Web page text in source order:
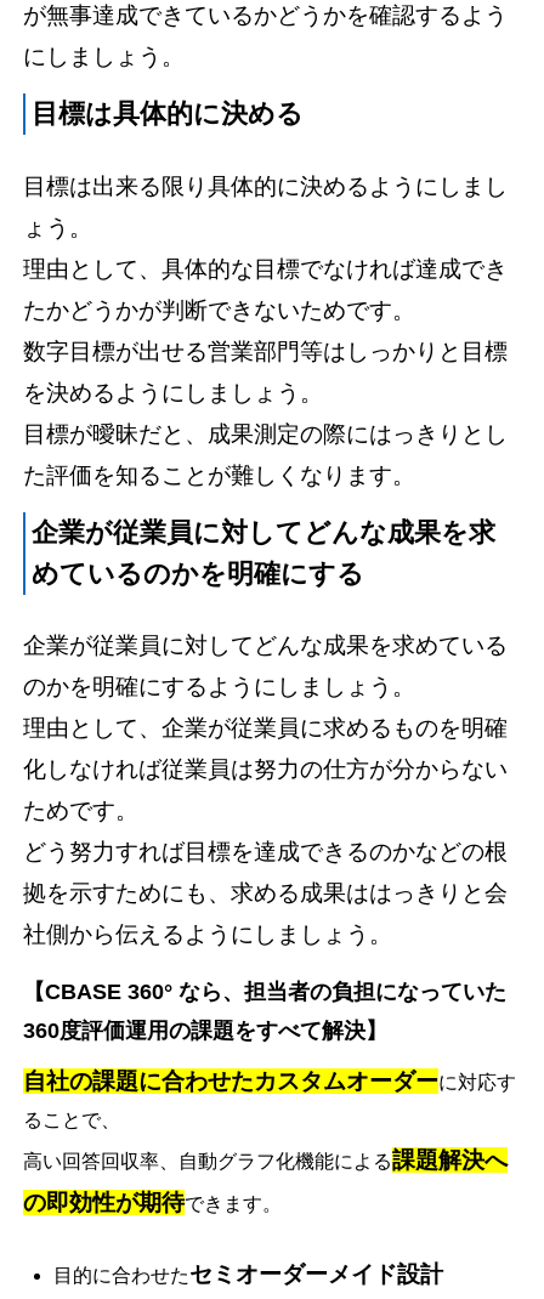
が無事達成できているかどうかを確認するよう
にしましょう。
目標は具体的に決める
目標は出来る限り具体的に決めるようにしまし
ょう。
理由として、具体的な目標でなければ達成でき
たかどうかが判断できないためです。
数字目標が出せる営業部門等はしっかりと目標
を決めるようにしましょう。
目標が曖昧だと、成果測定の際にはっきりとし
た評価を知ることが難しくなります。
企業が従業員に対してどんな成果を求
めているのかを明確にする
企業が従業員に対してどんな成果を求めている
のかを明確にするようにしましょう。
理由として、企業が従業員に求めるものを明確
化しなければ従業員は努力の仕方が分からない
ためです。
どう努力すれば目標を達成できるのかなどの根
拠を示すためにも、求める成果ははっきりと会
社側から伝えるようにしましょう。
【CBASE 360° なら、担当者の負担になっていた
360度評価運用の課題をすべて解決】
自社の課題に合わせたカスタムオーダーに対応す
ることで、
高い回答回収率、自動グラフ化機能による課題解決へ
の即効性が期待できます。
目的に合わせたセミオーダーメイド設計